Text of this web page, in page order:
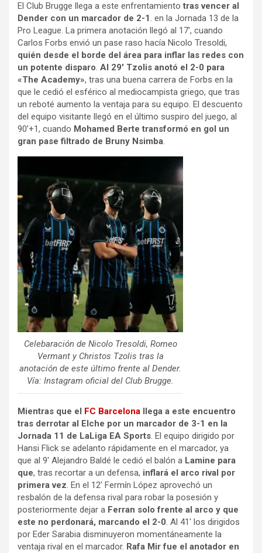
El Club Brugge llega a este enfrentamientotras vencer al
Dender con un marcador de 2-1. en la Jornada 13 de la
Pro League. La primera anotación llegó al 17′, cuando
Carlos Forbs envió un pase raso hacía Nicolo Tresoldi,
quién desde el borde del área para inflar las redes con
un potente disparo. Al 29′ Tzolis anotó el 2-0 para
«The Academy», tras una buena carrera de Forbs en la
que le cedió el esférico al mediocampista griego, que tras
un reboté aumento la ventaja para su equipo. El descuento
del equipo visitante llegó en el último suspiro del juego, al
90’+1, cuando Mohamed Berte transformó en gol un
gran pase filtrado de Bruny Nsimba.
Celebaración de Nicolo Tresoldi, Romeo
Vermant y Christos Tzolis tras la
anotación de este último frente al Dender.
Vía: Instagram oficial del Club Brugge.
Mientras que el FC Barcelona llega a este encuentro
tras derrotar al Elche por un marcador de 3-1 en la
Jornada 11 de LaLiga EA Sports. El equipo dirigido por
Hansi Flick se adelanto rápidamente en el marcador, ya
que al 9′ Alejandro Baldé le cedió el balón a Lamine para
que, tras recortar a un defensa, inflará el arco rival por
primera vez. En el 12′ Fermín López aprovechó un
resbalón de la defensa rival para robar la posesión y
posteriormente dejar a Ferran solo frente al arco y que
este no perdonará, marcando el 2-0. Al 41′ los dirigidos
por Eder Sarabia disminuyeron momentáneamente la
ventaja rival en el marcador. Rafa Mir fue el anotador en